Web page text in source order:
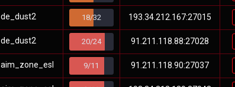
de_dust2 18/32 193.34.212.167:27015
de_dust2 20/24 91.211.118.88:27028
aim_zone_esl 9/11 91.211.118.90:27037